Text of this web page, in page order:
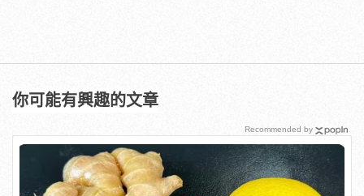
你可能有興趣的文章
Recommended by